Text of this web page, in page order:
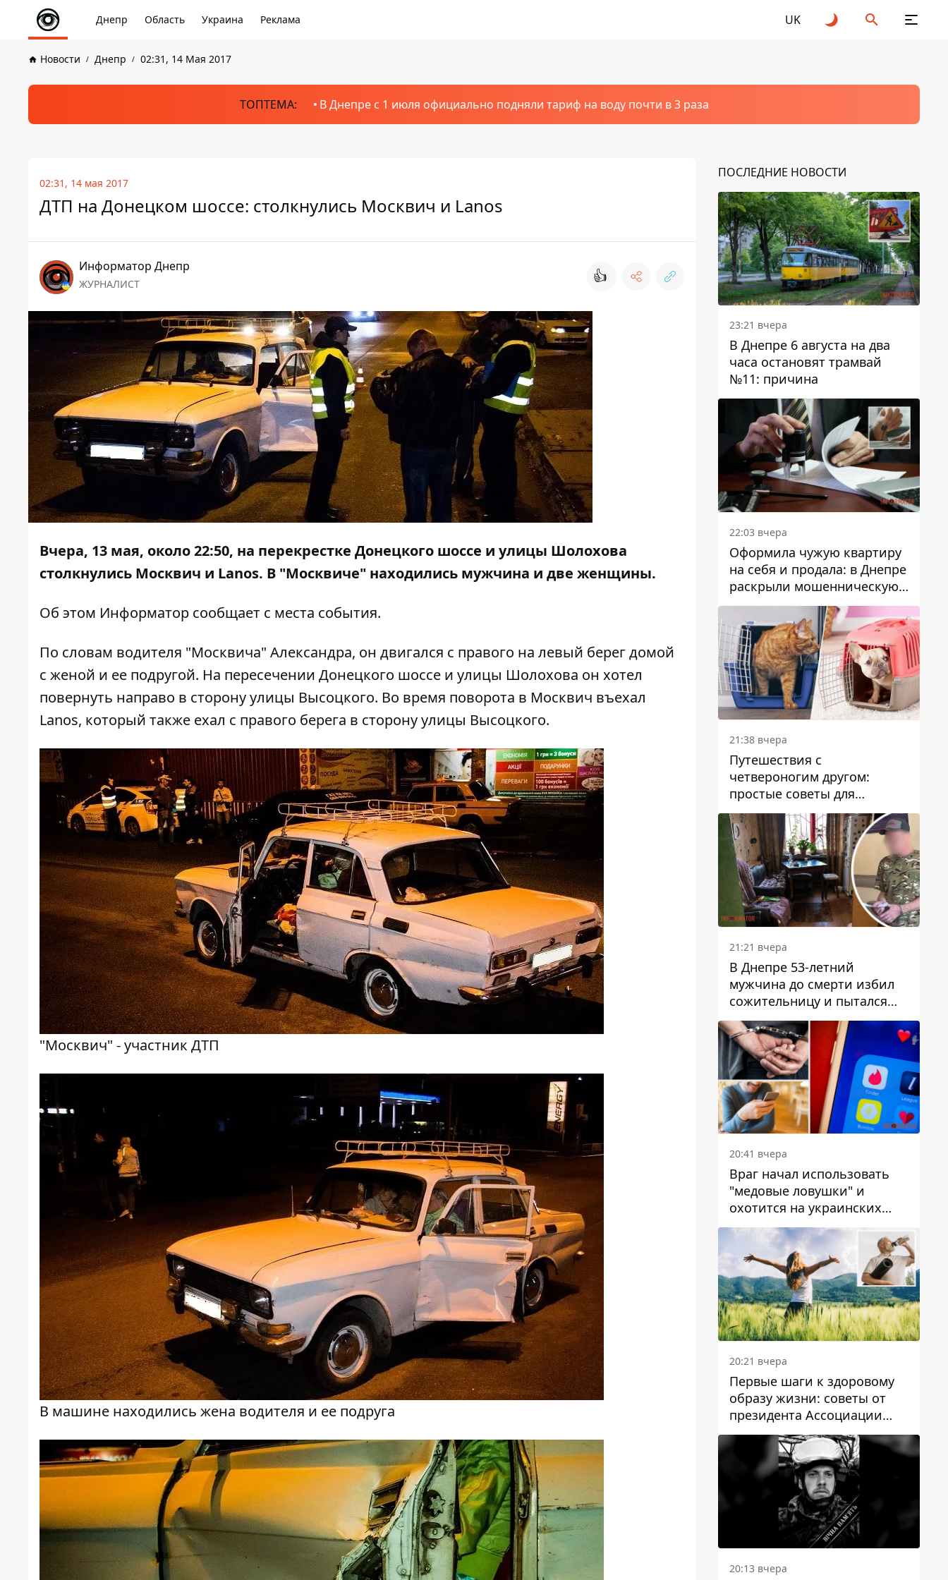
Днепр Область Украина Реклама UK
Новости Днепр 02:31, 14 Мая 2017
ТОПТЕМА: В Днепре с 1 июля официально подняли тариф на воду почти в 3 раза
02:31, 14 мая 2017
ДТП на Донецком шоссе: столкнулись Москвич и Lanos
Информатор Днепр
ЖУРНАЛИСТ 👍
Вчера, 13 мая, около 22:50, на перекрестке Донецкого шоссе и улицы Шолохова
столкнулись Москвич и Lanos. В "Москвиче" находились мужчина и две женщины.
Об этом Информатор сообщает с места события.
По словам водителя "Москвича" Александра, он двигался с правого на левый берег домой
с женой и ее подругой. На пересечении Донецкого шоссе и улицы Шолохова он хотел
повернуть направо в сторону улицы Высоцкого. Во время поворота в Москвич въехал
Lanos, который также ехал с правого берега в сторону улицы Высоцкого.
"Москвич" - участник ДТП
В машине находились жена водителя и ее подруга
ПОСЛЕДНИЕ НОВОСТИ
23:21 вчера
В Днепре 6 августа на два
часа остановят трамвай
№11: причина
22:03 вчера
Оформила чужую квартиру
на себя и продала: в Днепре
раскрыли мошенническую
схему с недвижимостью
21:38 вчера
Путешествия с
четвероногим другом:
простые советы для
поездок с животными
21:21 вчера
В Днепре 53-летний
мужчина до смерти избил
сожительницу и пытался
скрыть преступление:
детали
20:41 вчера
Враг начал использовать
"медовые ловушки" и
охотится на украинских
военнослужащих
20:21 вчера
Первые шаги к здоровому
образу жизни: советы от
президента Ассоциации
диетологов Украины
20:13 вчера